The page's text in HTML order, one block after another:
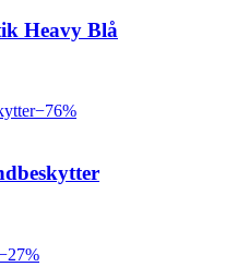
Heavy Blå
−76%
27%